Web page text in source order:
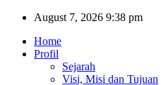
Skip
content
August 7, 2026 9:38 pm
Home
Profil
Sejarah
Visi, Misi dan Tujuan